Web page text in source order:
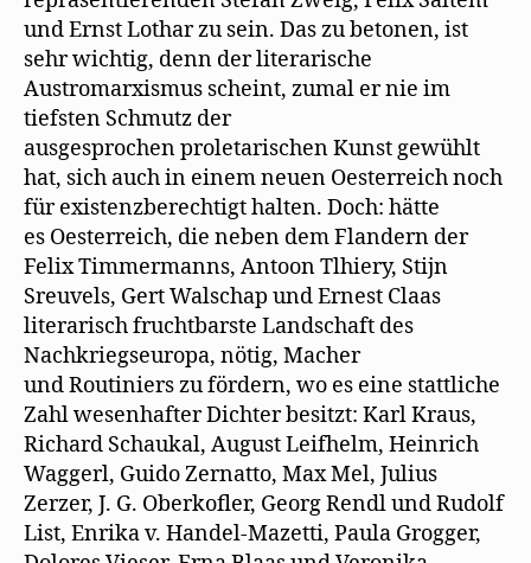
und Ernst Lothar zu sein. Das zu betonen, ist
sehr wichtig, denn der literarische
Austromarxismus scheint, zumal er nie im
tiefsten Schmutz der
ausgesprochen proletarischen Kunst gewühlt
hat, sich auch in einem neuen Oesterreich noch
für existenzberechtigt halten. Doch: hätte
es Oesterreich, die neben dem Flandern der
Felix Timmermanns, Antoon Tlhiery, Stijn
Sreuvels, Gert Walschap und Ernest Claas
literarisch fruchtbarste Landschaft des
Nachkriegseuropa, nötig, Macher
und Routiniers zu fördern, wo es eine stattliche
Zahl wesenhafter Dichter besitzt: Karl Kraus,
Richard Schaukal, August Leifhelm, Heinrich
Waggerl, Guido Zernatto, Max Mel, Julius
Zerzer, J. G. Oberkofler, Georg Rendl und Rudolf
List, Enrika v. Handel-Mazetti, Paula Grogger,